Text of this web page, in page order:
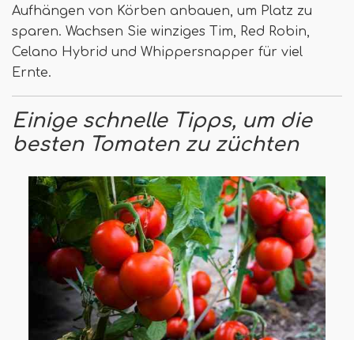
Aufhängen von Körben anbauen, um Platz zu
sparen. Wachsen Sie winziges Tim, Red Robin,
Celano Hybrid und Whippersnapper für viel
Ernte.
Einige schnelle Tipps, um die
besten Tomaten zu züchten